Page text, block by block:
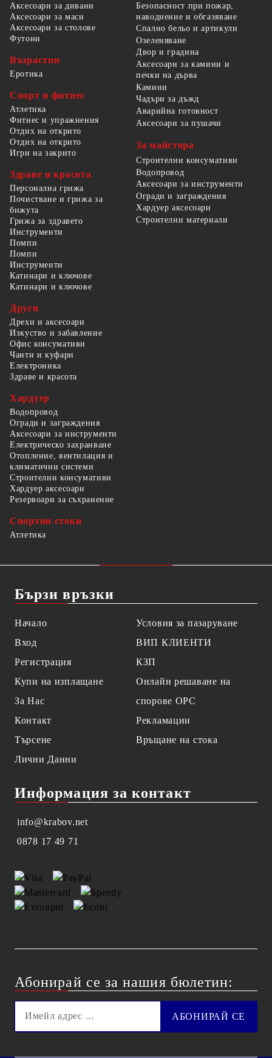
Аксесоари за дивани
Аксесоари за маси
Аксесоари за столове
Футони
Възрастни
Еротика
Спорт и фитнес
Атлетика
Фитнес и упражнения
Отдих на открито
Отдих на открито
Игри на закрито
Здраве и красота
Персонална грижа
Почистване и грижа за
бижута
Грижа за здравето
Безопасност при пожар,
наводнение и обгазяване
Спално бельо и артикули
Озеленяване
Двор и градина
Аксесоари за камини и
печки на дърва
Камини
Чадъри за дъжд
Аварийна готовност
Аксесоари за пушачи
За майстора
Строителни консумативи
Водопровод
Аксесоари за инструменти
Огради и заграждения
Хардуер аксесоари
Строителни материали
Инструменти
Помпи
Помпи
Инструменти
Катинари и ключове
Катинари и ключове
Други
Дрехи и аксесоари
Изкуство и забавление
Офис консумативи
Чанти и куфари
Електроника
Здраве и красота
Хардуер
Водопровод
Огради и заграждения
Аксесоари за инструменти
Електрическо захранване
Отопление, вентилация и
климатични системи
Строителни консумативи
Хардуер аксесоари
Резервоари за съхранение
Спортни стоки
Атлетика
Бързи връзки
Начало
Вход
Регистрация
Купи на изплащане
За Нас
Контакт
Търсене
Лични Данни
Условия за пазаруване
ВИП КЛИЕНТИ
КЗП
Онлайн решаване на
спорове OPC
Рекламации
Връщане на стока
Информация за контакт
info@krabov.net
0878 17 49 71
Абонирай се за нашия бюлетин: